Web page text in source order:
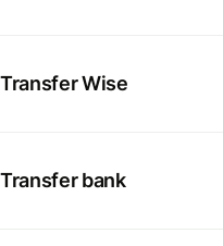
Transfer Wise
Transfer bank